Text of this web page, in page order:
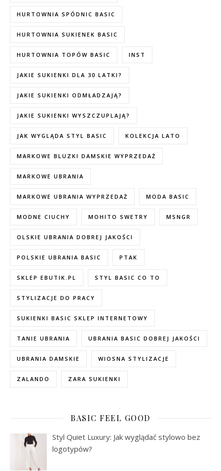
HURTOWNIA SPÓDNIC BASIC
HURTOWNIA SUKIENEK BASIC
HURTOWNIA TOPÓW BASIC INST
JAKIE SUKIENKI DLA 30 LATKI?
JAKIE SUKIENKI ODMŁADZAJĄ?
JAKIE SUKIENKI WYSZCZUPLAJĄ?
JAK WYGLĄDA STYL BASIC KOLEKCJA LATO
MARKOWE BLUZKI DAMSKIE WYPRZEDAŻ
MARKOWE UBRANIA
MARKOWE UBRANIA WYPRZEDAŻ MODA BASIC
MODNE CIUCHY MOHITO SWETRY MSNGR
OLSKIE UBRANIA DOBREJ JAKOŚCI
POLSKIE UBRANIA BASIC PTAK
SKLEP EBUTIK.PL STYL BASIC CO TO
STYLIZACJE DO PRACY
SUKIENKI BASIC SKLEP INTERNETOWY
TANIE UBRANIA UBRANIA BASIC DOBREJ JAKOŚCI
UBRANIA DAMSKIE WIOSNA STYLIZACJE
ZALANDO ZARA SUKIENKI
BASIC FEEL GOOD
Styl Quiet Luxury: Jak wyglądać stylowo bez
logotypów?